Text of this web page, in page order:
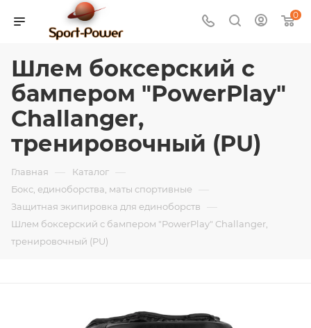
0
Шлем боксерский с
бампером "PowerPlay"
Challanger,
тренировочный (PU)
Главная — Каталог —
Бокс, единоборства, маты спортивные —
Защитная экипировка для единоборств —
Шлем боксерский с бампером "PowerPlay" Challanger,
тренировочный (PU)